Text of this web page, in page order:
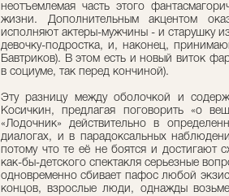
неотъемлемая часть этого
жизни. Дополнительным акцентом
исполняют актеры-мужчины - и старушку
девочку-подростка, и, наконец,
Бавтриков). В этом есть и новый виток
в социуме, так перед кончиной).
Эту разницу между оболочкой и
Косичкин, предлагая поговорить «о
«Лодочник» действительно в
диалогах, и в парадоксальных
потому что те её не боятся и достигают
как-бы-детского спектакля серьезные
одновременно сбивает пафос любой
концов, взрослые люди, однажды